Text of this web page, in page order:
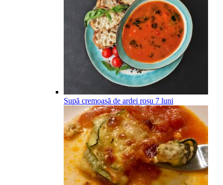
Supă cremoasă de ardei roșu 7 luni